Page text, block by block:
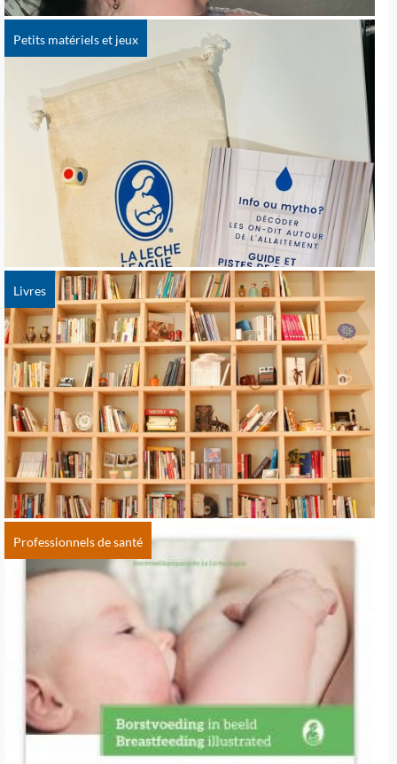
Petits matériels et jeux
Livres
Professionnels de santé